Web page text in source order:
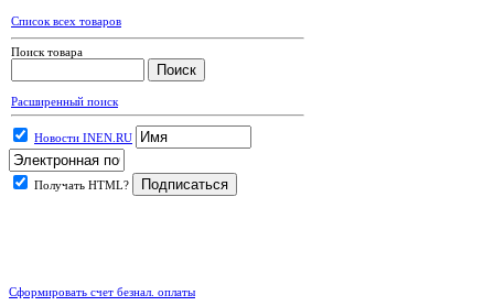
Список всех товаров
Поиск товара
Расширенный поиск
Новости INEN.RU
Получать HTML?
Сформировать счет безнал. оплаты